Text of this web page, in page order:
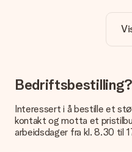
å gjøre gaven din helt unik.
Er eget design inkludert i
Hvordan vet jeg om bildt
Derfor er det viktig å bruke
usikker på kvaliteten på
kundeservice og legge ved
Bedriftsbestilling?
Interessert i å bestille et
kontakt og motta et
arbeidsdager fra kl. 8.30 til